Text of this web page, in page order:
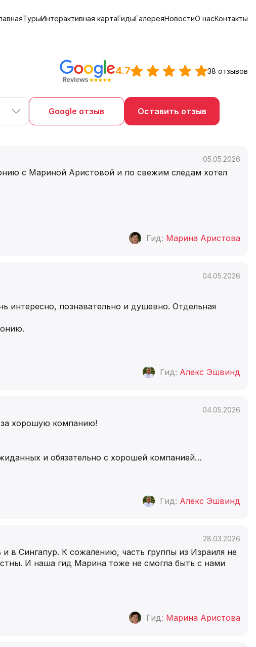
ТурыИнтерактивная картаГидыГалереяНовостиО насКонтакты
4.7 38 отзывов
Google отзыв Оставить отзыв
05.05.2026
с Мариной Аристовой и по свежим следам хотел
Гид: Марина Аристова
04.05.2026
интересно, познавательно и душевно. Отдельная
Гид: Алекс Эшвинд
04.05.2026
хорошую компанию!
и обязательно с хорошей компанией…
Гид: Алекс Эшвинд
28.03.2026
в Сингапур. К сожалению, часть группы из Израиля не
И наша гид Марина тоже не смогла быть с нами
Гид: Марина Аристова